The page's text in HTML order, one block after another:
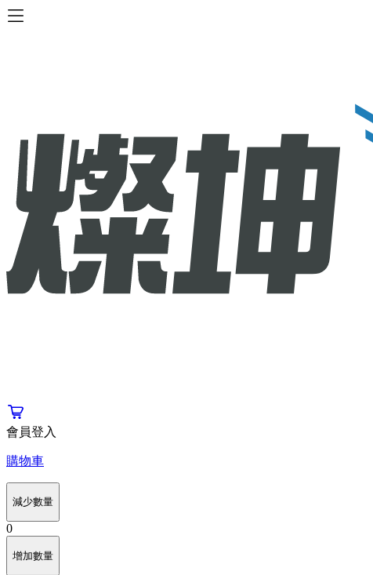
會員登入
購物車
減少數量
0
增加數量